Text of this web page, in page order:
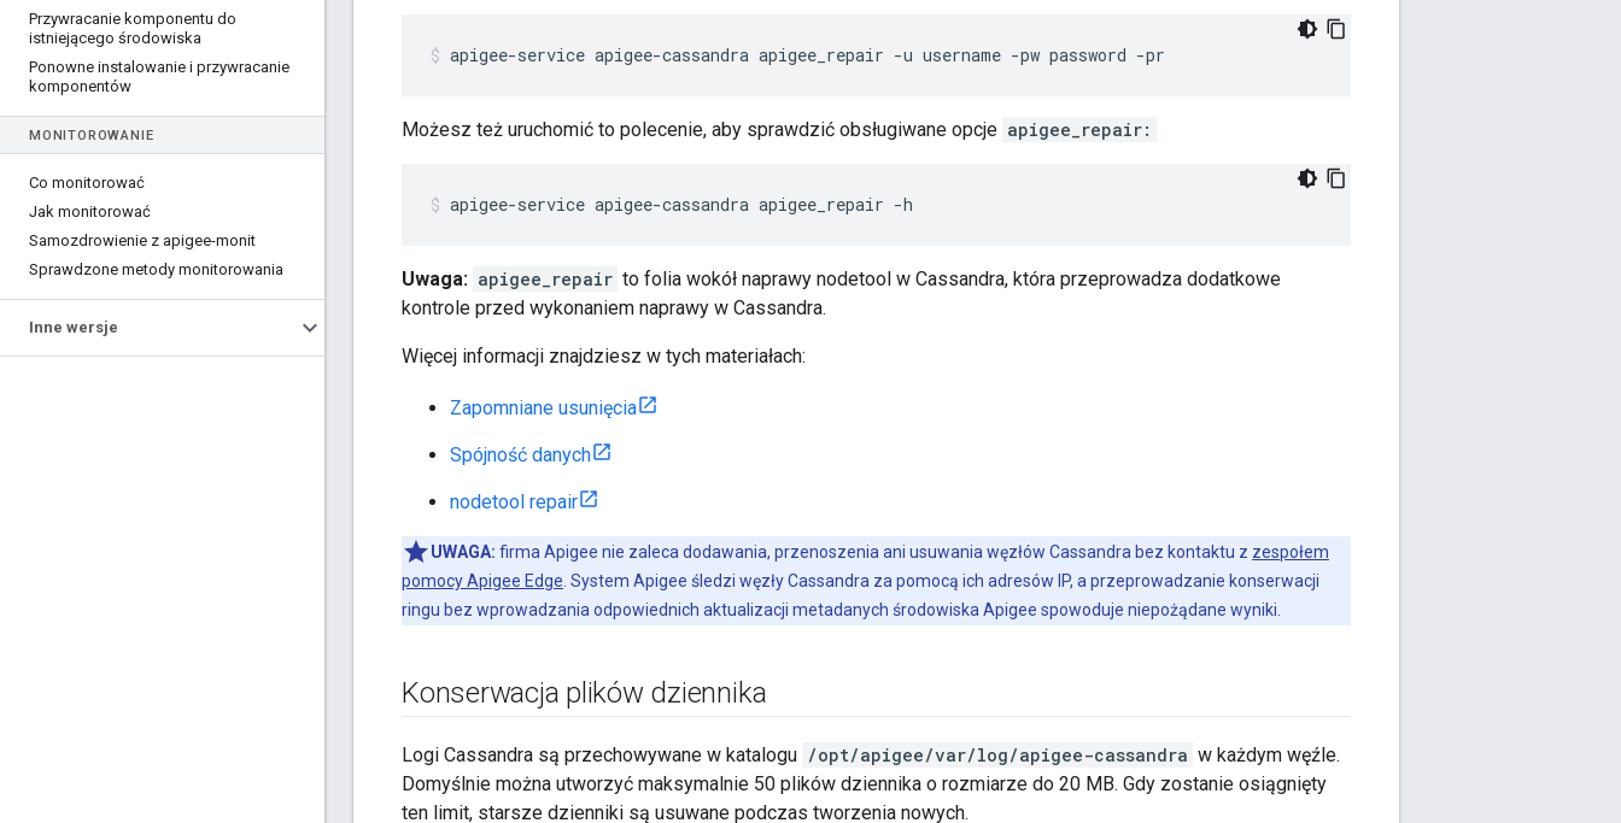
Przywracanie komponentu do
istniejącego środowiska
Ponowne instalowanie i przywracanie
komponentów
MONITOROWANIE
Co monitorować
Jak monitorować
Samozdrowienie z apigee-monit
Sprawdzone metody monitorowania
Inne wersje
apigee-service apigee-cassandra apigee_repair -u username -pw password -pr
Możesz też uruchomić to polecenie, aby sprawdzić obsługiwane opcje apigee_repair:
apigee-service apigee-cassandra apigee_repair -h
Uwaga: apigee_repair to folia wokół naprawy nodetool w Cassandra, która przeprowadza dodatkowe
kontrole przed wykonaniem naprawy w Cassandra.
Więcej informacji znajdziesz w tych materiałach:
Zapomniane usunięcia
Spójność danych
nodetool repair
UWAGA: firma Apigee nie zaleca dodawania, przenoszenia ani usuwania węzłów Cassandra bez kontaktu z zespołem
pomocy Apigee Edge . System Apigee śledzi węzły Cassandra za pomocą ich adresów IP, a przeprowadzanie konserwacji
ringu bez wprowadzania odpowiednich aktualizacji metadanych środowiska Apigee spowoduje niepożądane wyniki.
Konserwacja plików dziennika
Logi Cassandra są przechowywane w katalogu /opt/apigee/var/log/apigee-cassandra w każdym węźle.
Domyślnie można utworzyć maksymalnie 50 plików dziennika o rozmiarze do 20 MB. Gdy zostanie osiągnięty
ten limit, starsze dzienniki są usuwane podczas tworzenia nowych.